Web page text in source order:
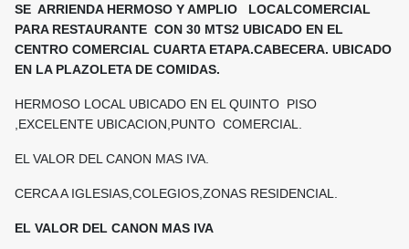
SE ARRIENDA HERMOSO Y AMPLIO LOCALCOMERCIAL
PARA RESTAURANTE CON 30 MTS2 UBICADO EN EL
CENTRO COMERCIAL CUARTA ETAPA.CABECERA. UBICADO
EN LA PLAZOLETA DE COMIDAS.
HERMOSO LOCAL UBICADO EN EL QUINTO PISO
,EXCELENTE UBICACION,PUNTO COMERCIAL.
EL VALOR DEL CANON MAS IVA.
CERCA A IGLESIAS,COLEGIOS,ZONAS RESIDENCIAL.
EL VALOR DEL CANON MAS IVA